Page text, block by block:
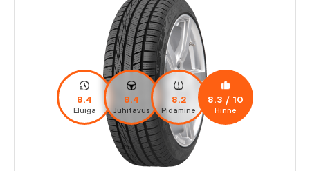
8.4
Eluiga
8.4
Juhitavus
8.2
Pidamine
8.3 / 10
Hinne